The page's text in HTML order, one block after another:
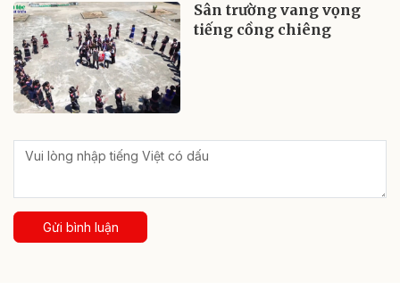
Sân trường vang vọng
tiếng cồng chiêng
Gửi bình luận